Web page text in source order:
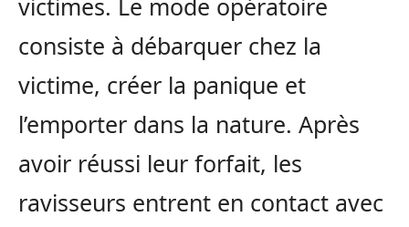
victimes. Le mode opératoire
consiste à débarquer chez la
victime, créer la panique et
l’emporter dans la nature. Après
avoir réussi leur forfait, les
ravisseurs entrent en contact avec